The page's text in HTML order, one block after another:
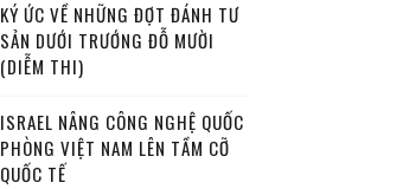
KÝ ỨC VỀ NHỮNG ĐỢT ĐÁNH TƯ
SẢN DƯỚI TRƯỚNG ĐỖ MƯỜI
(DIỄM THI)
ISRAEL NÂNG CÔNG NGHỆ QUỐC
PHÒNG VIỆT NAM LÊN TẦM CỠ
QUỐC TẾ